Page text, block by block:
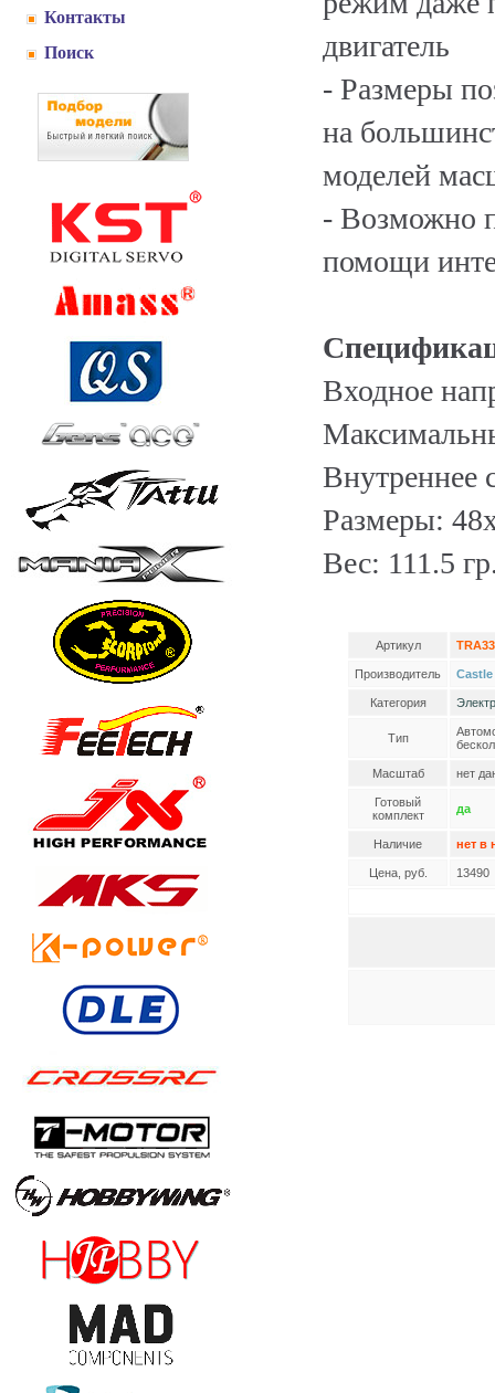
Контакты
Поиск
двигатель
- Размеры
на
моделей
- Возможно
помощи
Входное
Внутреннее
Размеры:
Вес: 111.5
Артикул
Производитель
Категория
Тип
Масштаб нет
Готовый
комплект
да
Наличие нет в
Цена, руб. 13490